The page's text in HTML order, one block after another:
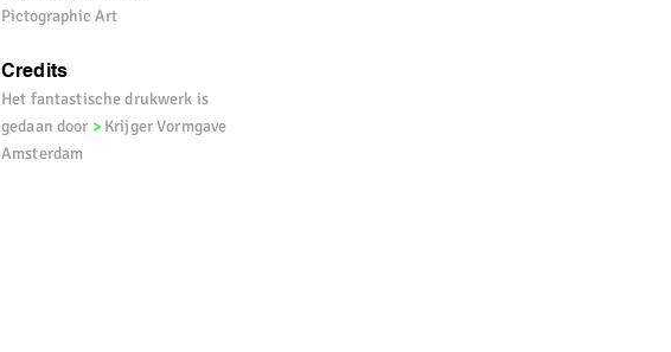
Pictographic Art
Credits
Het fantastische drukwerk is
gedaan door > Krijger Vormgave
Amsterdam